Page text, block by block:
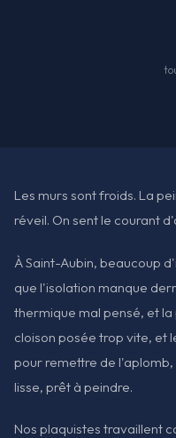
Les murs sont froids. La
réveil. On sent le courant
À Saint-Aubin, beaucoup
que l'isolation manque
thermique mal pensé, et
cloison posée trop vite, et
pour remettre de l'aplomb,
lisse, prêt à peindre.
Nos plaquistes travaillent